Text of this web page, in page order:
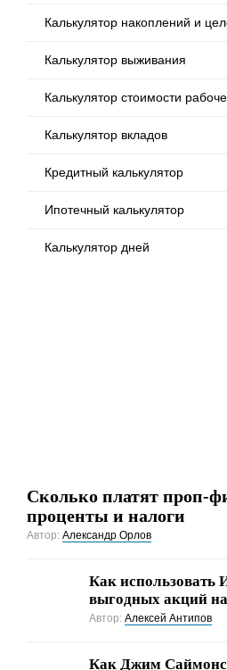
Калькулятор накоплений и
Калькулятор выживания
Калькулятор стоимости
Калькулятор вкладов
Кредитный калькулятор
Ипотечный калькулятор
Калькулятор дней
Сколько платят проп-
проценты и налоги
Автор:Александр Орлов
Как использовать
выгодных акций
Автор:Алексей Антипов
Как Джим Саймонс